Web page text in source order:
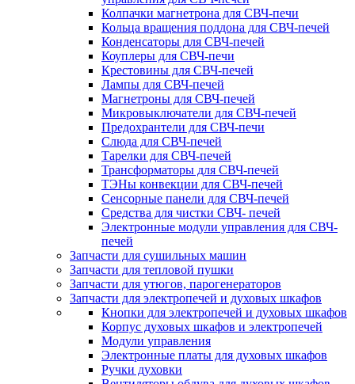
Колпачки магнетрона для СВЧ-печи
Кольца вращения поддона для СВЧ-печей
Конденсаторы для СВЧ-печей
Коуплеры для СВЧ-печи
Крестовины для СВЧ-печей
Лампы для СВЧ-печей
Магнетроны для СВЧ-печей
Микровыключатели для СВЧ-печей
Предохрантели для СВЧ-печи
Слюда для СВЧ-печей
Тарелки для СВЧ-печей
Трансформаторы для СВЧ-печей
ТЭНы конвекции для СВЧ-печей
Сенсорные панели для СВЧ-печей
Средства для чистки СВЧ- печей
Электронные модули управления для СВЧ-
печей
Запчасти для сушильных машин
Запчасти для тепловой пушки
Запчасти для утюгов, парогенераторов
Запчасти для электропечей и духовых шкафов
Кнопки для электропечей и духовых шкафов
Корпус духовых шкафов и электропечей
Модули управления
Электронные платы для духовых шкафов
Ручки духовки